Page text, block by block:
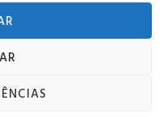
os direitos reservados.
TERMOS DE USO